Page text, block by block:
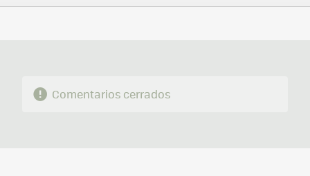
FACEBOOK
TWITTERFLIPBOARD
E-
WHATSAPP
Comentarios cerrados